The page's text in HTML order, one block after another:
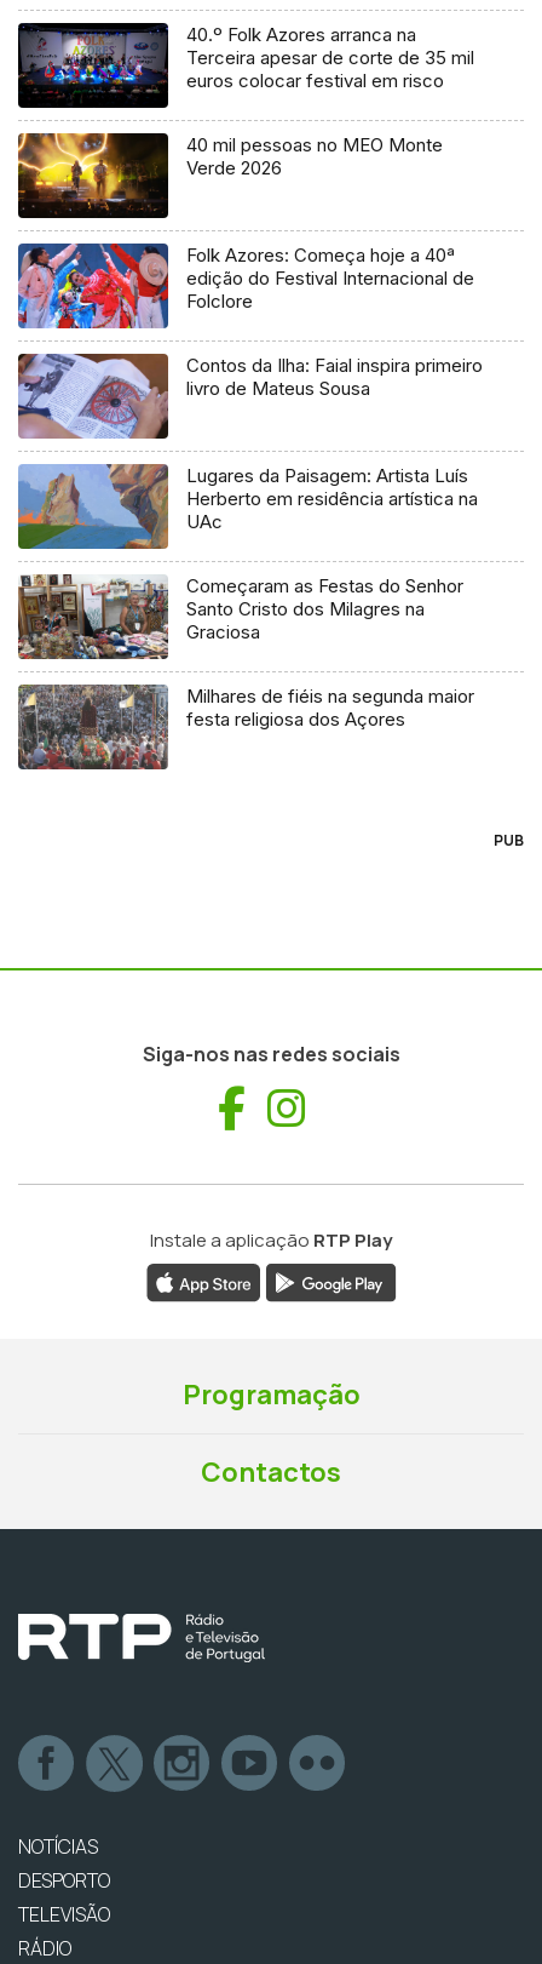
40.º Folk Azores arranca na
Terceira apesar de corte de 35 mil
euros colocar festival em risco
40 mil pessoas no MEO Monte
Verde 2026
Folk Azores: Começa hoje a 40ª
edição do Festival Internacional de
Folclore
Contos da Ilha: Faial inspira primeiro
livro de Mateus Sousa
Lugares da Paisagem: Artista Luís
Herberto em residência artística na
UAc
Começaram as Festas do Senhor
Santo Cristo dos Milagres na
Graciosa
Milhares de fiéis na segunda maior
festa religiosa dos Açores
PUB
Siga-nos nas redes sociais
Facebook
Instale a aplicação RTP Play
Programação
Contactos
NOTÍCIAS
DESPORTO
TELEVISÃO
RÁDIO